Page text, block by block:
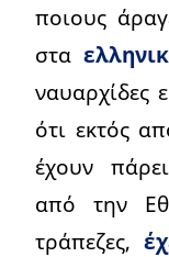
ποιους
στα
ναυαρχίδες
ότι εκτός
έχουν
από την
τράπεζες,